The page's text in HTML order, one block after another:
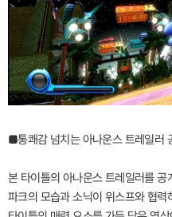
■통쾌감 넘치는 아나운스 트레일러
본 타이틀의 아나운스 트레일러를
파크의 모습과 소닉이 위스프와 협